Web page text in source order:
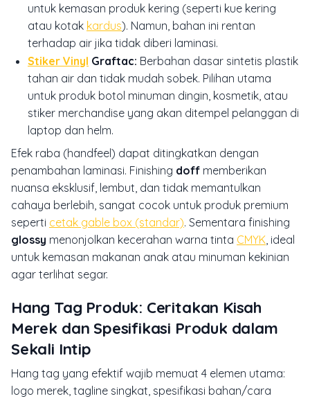
untuk kemasan produk kering (seperti kue kering
atau kotak kardus). Namun, bahan ini rentan
terhadap air jika tidak diberi laminasi.
Stiker Vinyl Graftac: Berbahan dasar sintetis plastik
tahan air dan tidak mudah sobek. Pilihan utama
untuk produk botol minuman dingin, kosmetik, atau
stiker merchandise yang akan ditempel pelanggan di
laptop dan helm.
Efek raba (handfeel) dapat ditingkatkan dengan
penambahan laminasi. Finishing doff memberikan
nuansa eksklusif, lembut, dan tidak memantulkan
cahaya berlebih, sangat cocok untuk produk premium
seperti cetak gable box (standar). Sementara finishing
glossy menonjolkan kecerahan warna tinta CMYK, ideal
untuk kemasan makanan anak atau minuman kekinian
agar terlihat segar.
Hang Tag Produk: Ceritakan Kisah
Merek dan Spesifikasi Produk dalam
Sekali Intip
Hang tag yang efektif wajib memuat 4 elemen utama:
logo merek, tagline singkat, spesifikasi bahan/cara